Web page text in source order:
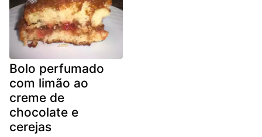
Bolo perfumado
com limão ao
creme de
chocolate e
cerejas